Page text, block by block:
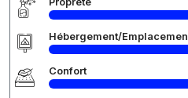
Hébergement/
Confort